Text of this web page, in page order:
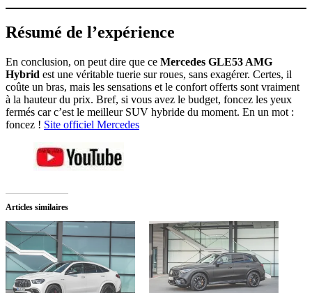
Résumé de l’expérience
En conclusion, on peut dire que ce Mercedes GLE53 AMG
Hybrid est une véritable tuerie sur roues, sans exagérer. Certes, il
coûte un bras, mais les sensations et le confort offerts sont vraiment
à la hauteur du prix. Bref, si vous avez le budget, foncez les yeux
fermés car c’est le meilleur SUV hybride du moment. En un mot :
foncez ! Site officiel Mercedes
Articles similaires